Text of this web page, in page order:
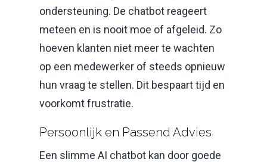
ondersteuning. De chatbot reageert
meteen en is nooit moe of afgeleid. Zo
hoeven klanten niet meer te wachten
op een medewerker of steeds opnieuw
hun vraag te stellen. Dit bespaart tijd en
voorkomt frustratie.
Persoonlijk en Passend Advies
Een slimme AI chatbot kan door goede